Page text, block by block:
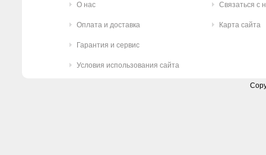
О нас
Оплата и доставка
Гарантия и сервис
Условия использования сайта
Связаться с
Карта сайта